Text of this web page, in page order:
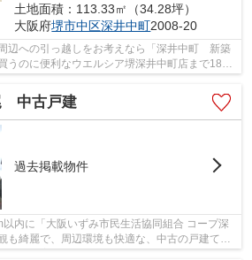
土地面積：113.33㎡（34.28坪）
大阪府堺市中区深井中町2008-20
辺への引っ越しをお考えなら「深井中町 新築
うのに便利なウエルシア堺深井中町店まで182m
中古戸建
過去掲載物件
内に「大阪いずみ市民生活協同組合 コープ深
も綺麗で、周辺環境も快適な、中古の戸建て物